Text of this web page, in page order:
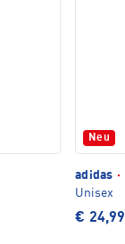
Neu
adidas ·
Unisex
€ 24,99